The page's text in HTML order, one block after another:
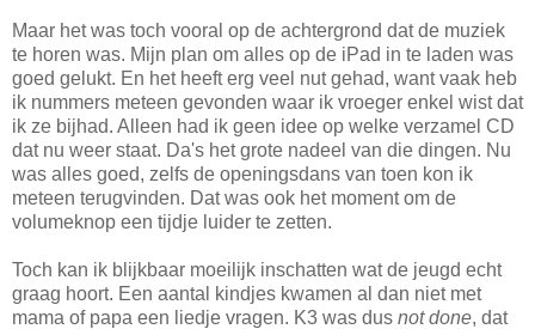
Maar het was toch vooral op de achtergrond dat de muziek
te horen was. Mijn plan om alles op de iPad in te laden was
goed gelukt. En het heeft erg veel nut gehad, want vaak heb
ik nummers meteen gevonden waar ik vroeger enkel wist dat
ik ze bijhad. Alleen had ik geen idee op welke verzamel CD
dat nu weer staat. Da's het grote nadeel van die dingen. Nu
was alles goed, zelfs de openingsdans van toen kon ik
meteen terugvinden. Dat was ook het moment om de
volumeknop een tijdje luider te zetten.
Toch kan ik blijkbaar moeilijk inschatten wat de jeugd echt
graag hoort. Een aantal kindjes kwamen al dan niet met
mama of papa een liedje vragen. K3 was dus not done, dat